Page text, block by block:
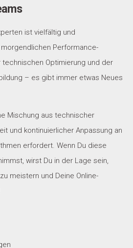
ist vielfältig und
Performance-
technischen Optimierung und der
– es gibt immer etwas Neues
Mischung aus technischer
und kontinuierlicher Anpassung an
erfordert. Wenn Du diese
wirst Du in der Lage sein,
meistern und Deine Online-